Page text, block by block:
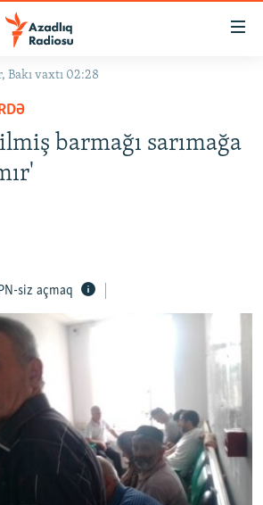
KITABXANASI
STANDARTLARIMIZ
ISTIFADƏ
Bakı vaxtı 02:28
barmağı sarımağa
siz açmaq